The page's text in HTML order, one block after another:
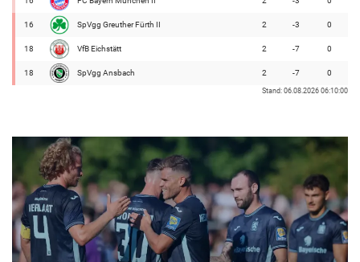
16 SpVgg Greuther Fürth II 2 -3 0
18 VfB Eichstätt 2 -7 0
18 SpVgg Ansbach 2 -7 0
Stand: 06.08.2026 06:10:00